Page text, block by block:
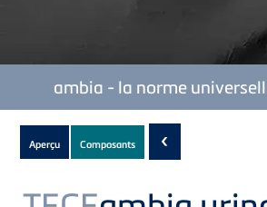
ambia - la norme
Subnavigation
of
current
Aperçu Composants ‹